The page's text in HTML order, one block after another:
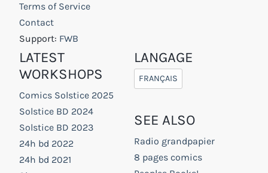
Terms of Service
Contact
Support: FWB
LATEST
WORKSHOPS
Comics Solstice 2025
Solstice BD 2024
Solstice BD 2023
24h bd 2022
24h bd 2021
LANGAGE
FRANÇAIS
SEE ALSO
Radio grandpapier
8 pages comics